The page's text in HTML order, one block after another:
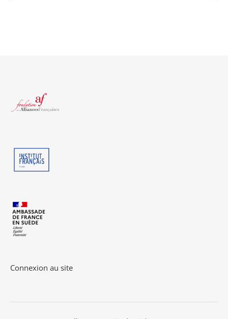
Connexion au site